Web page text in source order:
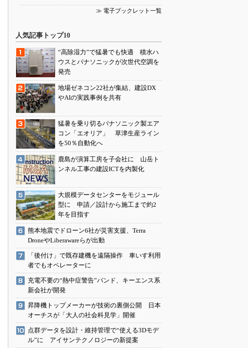
≫ 電子ブックレット一覧
人気記事トップ10
“高除湿力”で猛暑でも快適 積水ハ
ウスとパナソニックが次世代空調を
発売
地場ゼネコン22社が集結、建設DX
やAIの実践事例を共有
猛暑を乗り切るパナソニック製エア
コン「エオリア」 草津生産ライン
を50％自動化へ
鹿島が演算工房を子会社に 山岳ト
ンネル工事の建設ICTを内製化
大規模データセンターをモジュール
型に 申請／設計から施工まで約2
年を目指す
熊本地震でドローン6社が災害支援、Terra
DroneやLiberawareらが出動
「後付け」で既存建機を遠隔操作 車いす利用
者でもオペレーターに
充電不要の“熱中症警告”バンド、キーエンス系
新会社が開発
昇降機トップメーカーが技術の裏側公開 日本
オーチスが「大人の社会科見学」開催
点群データを設計・維持管理で“使える3Dモデ
ル”に アイサンテクノロジーの新提案